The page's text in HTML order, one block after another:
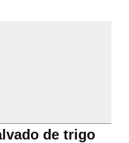
de trigo